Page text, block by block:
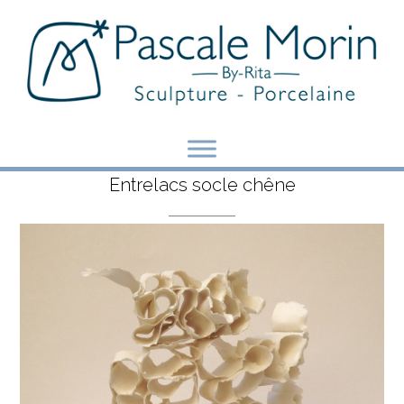
content
Entrelacs socle chêne